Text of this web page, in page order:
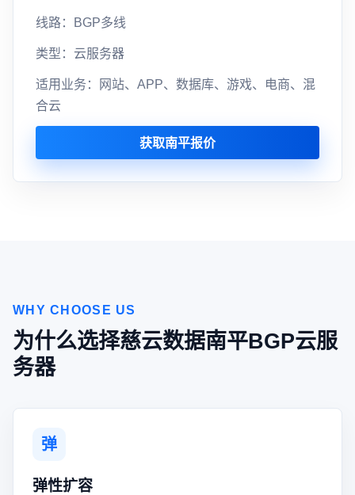
线路：BGP多线
类型：云服务器
适用业务：网站、APP、数据库、游戏、电商、混
合云
获取南平报价
WHY CHOOSE US
为什么选择慈云数据南平BGP云服
务器
弹
弹性扩容